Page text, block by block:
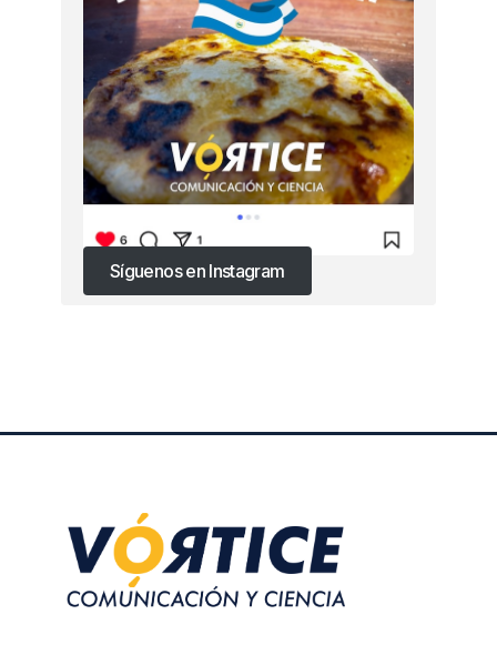
Síguenos en Instagram